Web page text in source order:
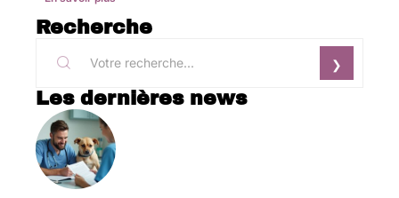
Recherche
Les dernières news